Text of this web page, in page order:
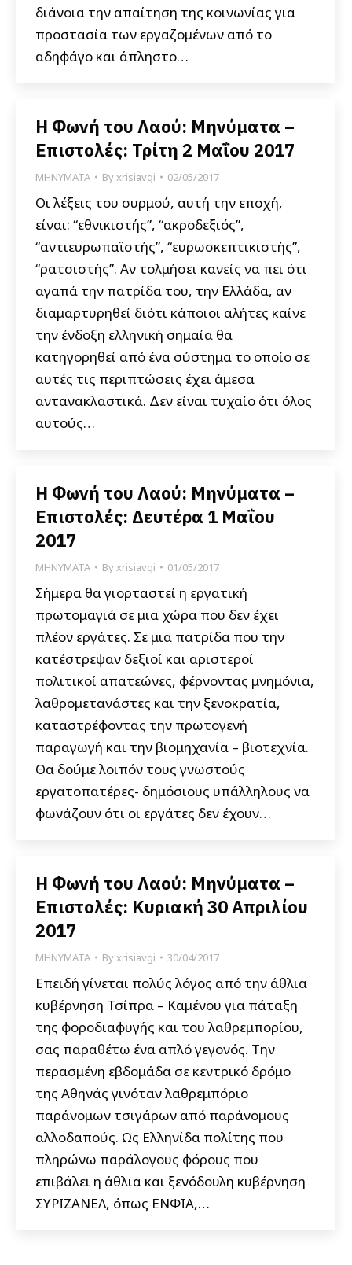
διάνοια την απαίτηση της κοινωνίας για
προστασία των εργαζομένων από το
αδηφάγο και άπληστο…
Η Φωνή του Λαού: Μηνύματα –
Επιστολές: Τρίτη 2 Μαΐου 2017
ΜΗΝΥΜΑΤΑ Byxrisiavgi 02/05/2017
Οι λέξεις του συρμού, αυτή την εποχή,
είναι: “εθνικιστής”, “ακροδεξιός”,
“αντιευρωπαϊστής”, “ευρωσκεπτικιστής”,
“ρατσιστής”. Αν τολμήσει κανείς να πει ότι
αγαπά την πατρίδα του, την Ελλάδα, αν
διαμαρτυρηθεί διότι κάποιοι αλήτες καίνε
την ένδοξη ελληνική σημαία θα
κατηγορηθεί από ένα σύστημα το οποίο σε
αυτές τις περιπτώσεις έχει άμεσα
αντανακλαστικά. Δεν είναι τυχαίο ότι όλος
αυτούς…
Η Φωνή του Λαού: Μηνύματα –
Επιστολές: Δευτέρα 1 Μαΐου
2017
ΜΗΝΥΜΑΤΑ Byxrisiavgi 01/05/2017
Σήμερα θα γιορταστεί η εργατική
πρωτομαγιά σε μια χώρα που δεν έχει
πλέον εργάτες. Σε μια πατρίδα που την
κατέστρεψαν δεξιοί και αριστεροί
πολιτικοί απατεώνες, φέρνοντας μνημόνια,
λαθρομετανάστες και την ξενοκρατία,
καταστρέφοντας την πρωτογενή
παραγωγή και την βιομηχανία – βιοτεχνία.
Θα δούμε λοιπόν τους γνωστούς
εργατοπατέρες- δημόσιους υπάλληλους να
φωνάζουν ότι οι εργάτες δεν έχουν…
Η Φωνή του Λαού: Μηνύματα –
Επιστολές: Κυριακή 30 Απριλίου
2017
ΜΗΝΥΜΑΤΑ Byxrisiavgi 30/04/2017
Επειδή γίνεται πολύς λόγος από την άθλια
κυβέρνηση Τσίπρα – Καμένου για πάταξη
της φοροδιαφυγής και του λαθρεμπορίου,
σας παραθέτω ένα απλό γεγονός. Την
περασμένη εβδομάδα σε κεντρικό δρόμο
της Αθηνάς γινόταν λαθρεμπόριο
παράνομων τσιγάρων από παράνομους
αλλοδαπούς. Ως Ελληνίδα πολίτης που
πληρώνω παράλογους φόρους που
επιβάλει η άθλια και ξενόδουλη κυβέρνηση
ΣΥΡΙΖΑΝΕΛ, όπως ΕΝΦΙΑ,…